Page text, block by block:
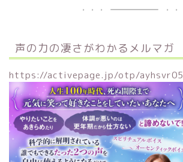
声の力の凄さがわかるメルマガ
https://activepage.jp/otp/ayhsvr05